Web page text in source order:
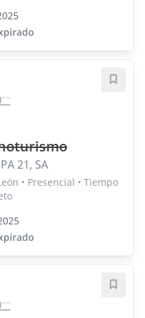
21, SA
• Presencial • Tiempo